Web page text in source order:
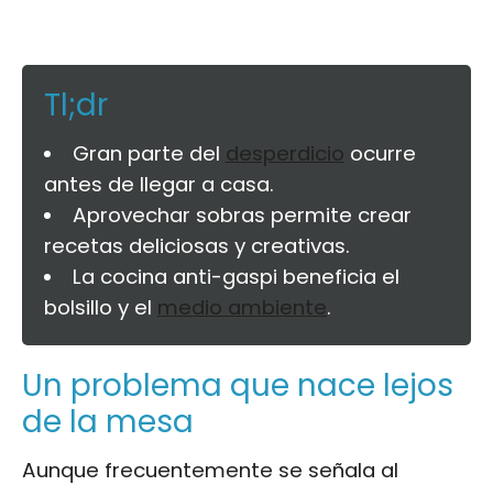
Tl;dr
Gran parte del desperdicio ocurre
antes de llegar a casa.
Aprovechar sobras permite crear
recetas deliciosas y creativas.
La cocina anti-gaspi beneficia el
bolsillo y el medio ambiente.
Un problema que nace lejos
de la mesa
Aunque frecuentemente se señala al